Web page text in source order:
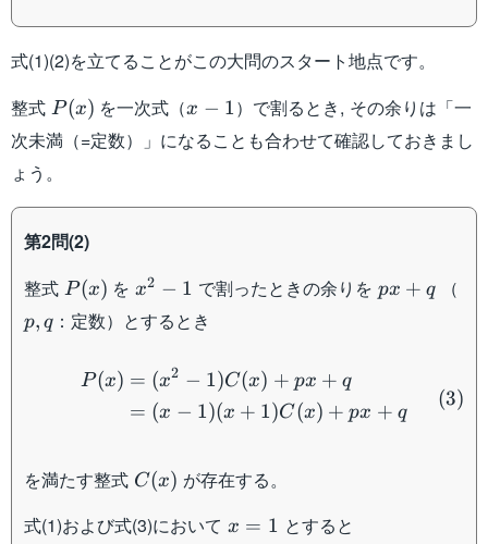
式(1)(2)を立てることがこの大問のスタート地点です。
整式 P(x)
P(x) を一次式（x-
x − 1）で割るとき, その余りは「一
次未満（=定数）」になることも合わせて確認しておきまし
ょう。
第2問(2)
整式 P(x)
P(x) をx^2-
x2 − 1 で割ったときの余りを px+q
px + q（
p, q ：定数）とするとき
P(x) = (x2 − 1)C(x) + px + q
= (x − 1)(x + 1)C(x) + px + q
(3)
を満たす整式 C(x)
C(x) が存在する。
式(1)および式(3)において x=1
x = 1 とすると